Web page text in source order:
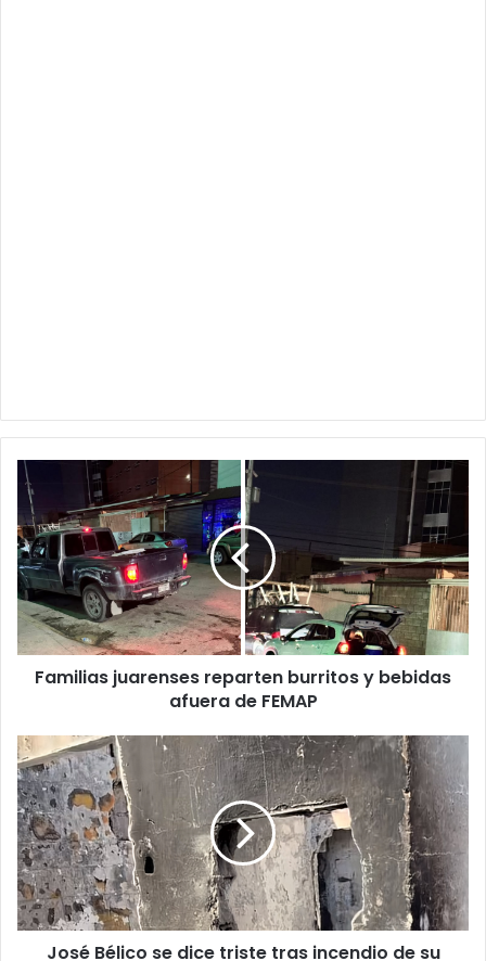
Familias
juarenses
reparten
burritos
y
bebidas
afuera
de
FEMAP
Familias juarenses reparten burritos y bebidas
afuera de FEMAP
José
Bélico
se
dice
triste
tras
incendio
de
su
José Bélico se dice triste tras incendio de su